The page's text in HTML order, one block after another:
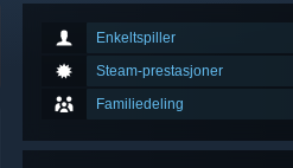
Enkeltspiller
Steam-prestasjoner
Familiedeling